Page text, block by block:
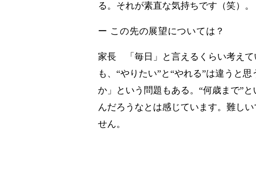
る。それが素直な気持ちです（笑）。
ー この先の展望については？
家長 「毎日」と言えるくらい考えて
も、“やりたい”と“やれる”は違うと
か」という問題もある。“何歳まで”
んだろうなとは感じています。難し
せん。